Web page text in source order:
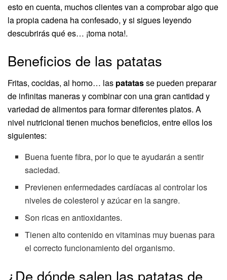
esto en cuenta, muchos clientes van a comprobar algo que
la propia cadena ha confesado, y si sigues leyendo
descubrirás qué es… ¡toma nota!.
Beneficios de las patatas
Fritas, cocidas, al horno… las patatasse pueden preparar
de infinitas maneras y combinar con una gran cantidad y
variedad de alimentos para formar diferentes platos. A
nivel nutricional tienen muchos beneficios, entre ellos los
siguientes:
Buena fuente fibra, por lo que te ayudarán a sentir
saciedad.
Previenen enfermedades cardíacas al controlar los
niveles de colesterol y azúcar en la sangre.
Son ricas en antioxidantes.
Tienen alto contenido en vitaminas muy buenas para
el correcto funcionamiento del organismo.
¿De dónde salen las patatas de